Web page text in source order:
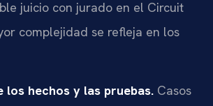
juicio con jurado en el Circuit
complejidad se refleja en los
los hechos y las pruebas. Casos